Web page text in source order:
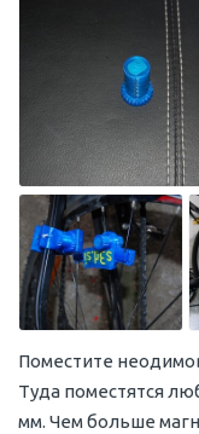
Поместите
Туда поместятся
мм. Чем больше